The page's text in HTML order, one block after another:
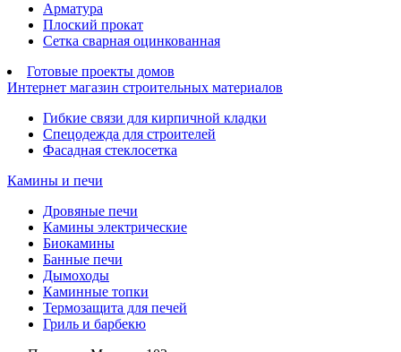
Арматура
Плоский прокат
Сетка сварная оцинкованная
Готовые проекты домов
Интернет магазин строительных материалов
Гибкие связи для кирпичной кладки
Спецодежда для строителей
Фасадная стеклосетка
Камины и печи
Дровяные печи
Камины электрические
Биокамины
Банные печи
Дымоходы
Каминные топки
Термозащита для печей
Гриль и барбекю